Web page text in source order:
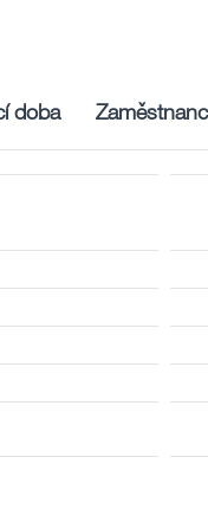
doba